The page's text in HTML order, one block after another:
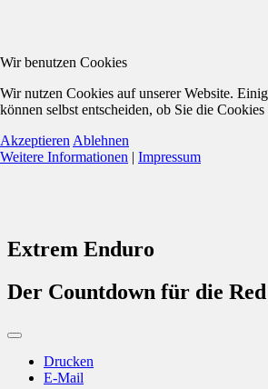
Extrem Enduro
Der Countdown für die
Drucken
E-Mail
Wir benutzen Cookies
Wir nutzen Cookies auf unserer Website.
können selbst entscheiden, ob Sie die
Akzeptieren Ablehnen
Weitere Informationen | Impressum